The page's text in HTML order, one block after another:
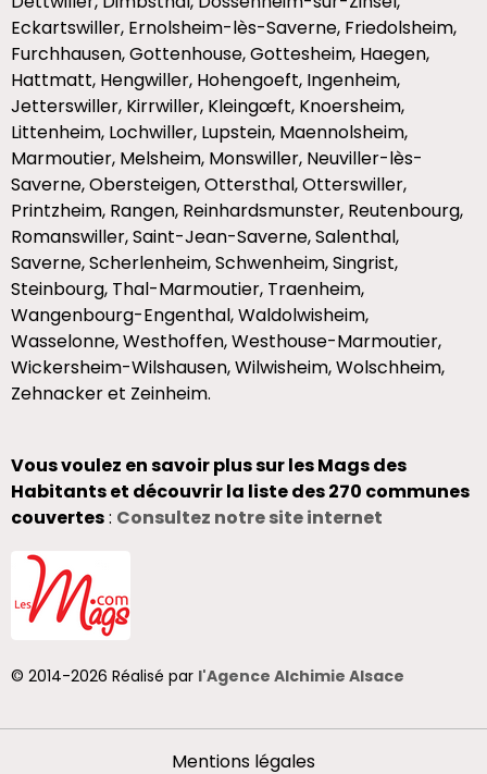
Eckartswiller, Ernolsheim-lès-Saverne, Friedolsheim,
Furchhausen, Gottenhouse, Gottesheim, Haegen,
Hattmatt, Hengwiller, Hohengoeft, Ingenheim,
Jetterswiller, Kirrwiller, Kleingœft, Knoersheim,
Littenheim, Lochwiller, Lupstein, Maennolsheim,
Marmoutier, Melsheim, Monswiller, Neuviller-lès-
Saverne, Obersteigen, Ottersthal, Otterswiller,
Printzheim, Rangen, Reinhardsmunster, Reutenbourg,
Romanswiller, Saint-Jean-Saverne, Salenthal,
Saverne, Scherlenheim, Schwenheim, Singrist,
Steinbourg, Thal-Marmoutier, Traenheim,
Wangenbourg-Engenthal, Waldolwisheim,
Wasselonne, Westhoffen, Westhouse-Marmoutier,
Wickersheim-Wilshausen, Wilwisheim, Wolschheim,
Zehnacker et Zeinheim.
Vous voulez en savoir plus sur les Mags des
Habitants et découvrir la liste des 270 communes
couvertes: Consultez notre site internet
© 2014-2026 Réalisé par l'Agence Alchimie Alsace
Mentions légales